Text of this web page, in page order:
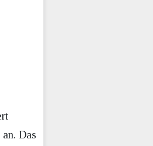
Das